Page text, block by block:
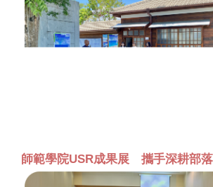
師範學院USR成果展 攜手深耕部